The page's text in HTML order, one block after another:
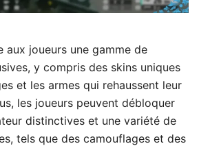
aux joueurs une gamme de
y compris des skins uniques
et les armes qui rehaussent leur
les joueurs peuvent débloquer
distinctives et une variété de
tels que des camouflages et des